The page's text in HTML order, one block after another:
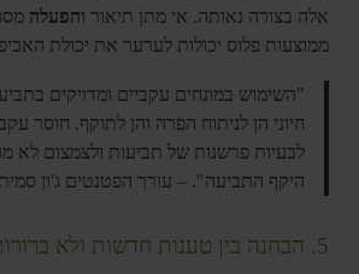
אלה בצורה נאותה. אי מתן תיאור והפעלה
ממוצעות פלוס יכולות לערער את יכולת
"השימוש במונחים עקביים ומדויקים
חיוני הן לניתוח הפרה והן לתוקף. חוסר
לבעיות פרשנות של תביעות ולצמצום לא
היקף התביעה". – עורך הפטנטים ג'ון
5. הבחנה בין טענות חדשות ולא ברורות